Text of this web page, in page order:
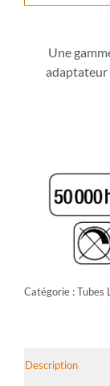
Une
adaptateur
Catégorie :Tubes
Description